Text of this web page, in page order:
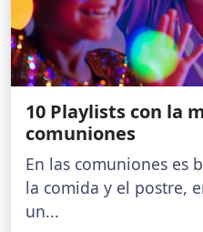
10 Playlists con la
comuniones
En las comuniones es
la comida y el postre,
un...